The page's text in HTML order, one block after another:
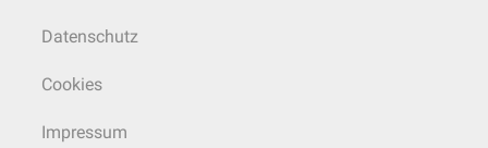
Datenschutz
Cookies
Impressum